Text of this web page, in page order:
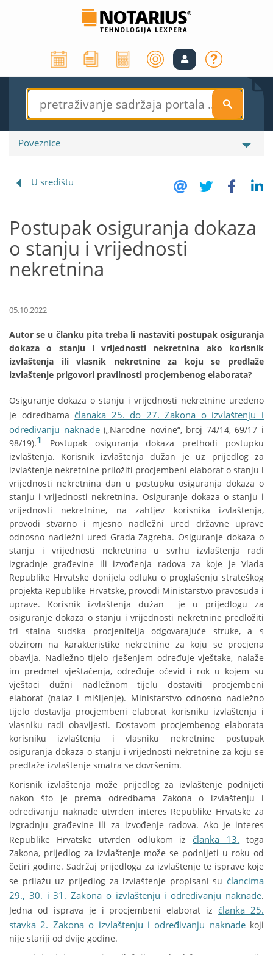
S
Poveznice
U središtu
Postupak osiguranja dokaza
o stanju i vrijednosti
nekretnina
05.10.2022
Autor se u članku pita treba li nastaviti postupak osiguranja
dokaza o stanju i vrijednosti nekretnina ako korisnik
izvlaštenja ili vlasnik nekretnine za koju se predlaže
izvlaštenje prigovori pravilnosti procjembenog elaborata?
Osiguranje dokaza o stanju i vrijednosti nekretnine uređeno
je odredbama članaka 25. do 27. Zakona o izvlaštenju i
određivanju naknade(„Narodne novine“, broj 74/14, 69/17 i
98/19).1
Postupak osiguranja dokaza prethodi postupku
izvlaštenja. Korisnik izvlaštenja dužan je uz prijedlog za
izvlaštenje nekretnine priložiti procjembeni elaborat o stanju i
vrijednosti nekretnina dan u postupku osiguranja dokaza o
stanju i vrijednosti nekretnina. Osiguranje dokaza o stanju i
vrijednosti nekretnine, na zahtjev korisnika izvlaštenja,
provodi stvarno i mjesno nadležni ured državne uprave
odnosno nadležni ured Grada Zagreba. Osiguranje dokaza o
stanju i vrijednosti nekretnina u svrhu izvlaštenja radi
izgradnje građevine ili izvođenja radova za koje je Vlada
Republike Hrvatske donijela odluku o proglašenju strateškog
projekta Republike Hrvatske, provodi Ministarstvo pravosuđa i
uprave. Korisnik izvlaštenja dužan je u prijedlogu za
osiguranje dokaza o stanju i vrijednosti nekretnine predložiti
tri stalna sudska procjenitelja odgovarajuće struke, a s
obzirom na karakteristike nekretnine za koju se procjena
obavlja. Nadležno tijelo rješenjem određuje vještake, nalaže
im predmet vještačenja, određuje očevid i rok u kojem su
vještaci dužni nadležnom tijelu dostaviti procjembeni
elaborat (nalaz i mišljenje). Ministarstvo odnosno nadležno
tijelo dostavlja procjembeni elaborat korisniku izvlaštenja i
vlasniku radi obavijesti. Dostavom procjembenog elaborata
korisniku izvlaštenja i vlasniku nekretnine postupak
osiguranja dokaza o stanju i vrijednosti nekretnine za koju se
predlaže izvlaštenje smatra se dovršenim.
Korisnik izvlaštenja može prijedlog za izvlaštenje podnijeti
nakon što je prema odredbama Zakona o izvlaštenju i
određivanju naknade utvrđen interes Republike Hrvatske za
izgradnju građevine ili za izvođenje radova. Ako je interes
Republike Hrvatske utvrđen odlukom iz članka 13. toga
Zakona, prijedlog za izvlaštenje može se podnijeti u roku od
četiri godine. Sadržaj prijedloga za izvlaštenje te isprave koje
se prilažu uz prijedlog za izvlaštenje propisani su člancima
29., 30. i 31. Zakona o izvlaštenju i određivanju naknade.
Jedna od isprava je i procjembeni elaborat iz članka 25.
stavka 2. Zakona o izvlaštenju i određivanju naknadekoji
nije stariji od dvije godine.